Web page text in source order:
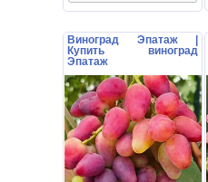
Виноград Эпатаж |
Купить виноград
Эпатаж